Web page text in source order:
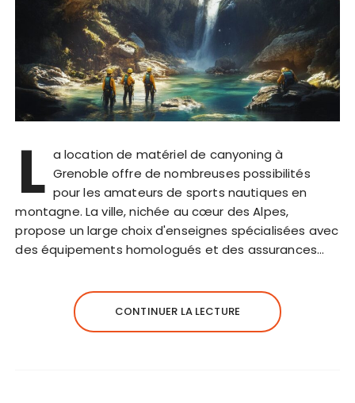
L a location de matériel de canyoning à
Grenoble offre de nombreuses possibilités
pour les amateurs de sports nautiques en
montagne. La ville, nichée au cœur des Alpes,
propose un large choix d'enseignes spécialisées avec
des équipements homologués et des assurances…
CONTINUER LA LECTURE